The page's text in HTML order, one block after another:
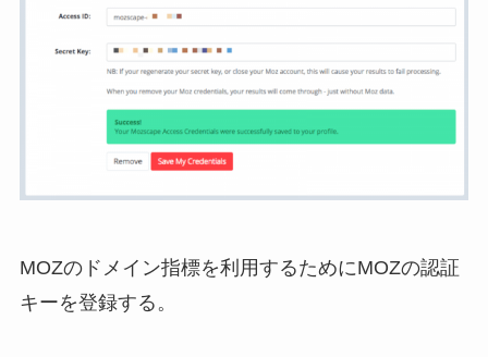
MOZのドメイン指標を利用するためにMOZの認証
キーを登録する。